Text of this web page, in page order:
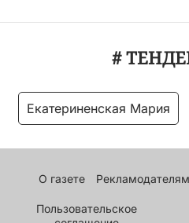
#
Екатериненская Мария
О газете Рекламодателям
Пользовательское